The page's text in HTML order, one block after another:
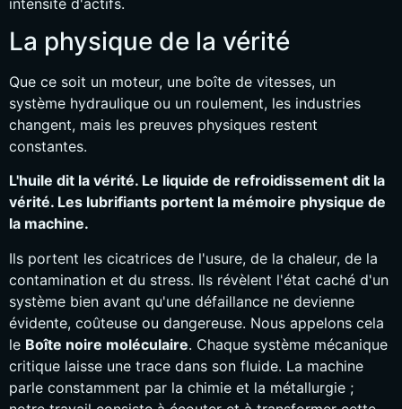
La physique de la vérité
Que ce soit un moteur, une boîte de vitesses, un
système hydraulique ou un roulement, les industries
changent, mais les preuves physiques restent
constantes.
L'huile dit la vérité. Le liquide de refroidissement dit la
vérité. Les lubrifiants portent la mémoire physique de
la machine.
Ils portent les cicatrices de l'usure, de la chaleur, de la
contamination et du stress. Ils révèlent l'état caché d'un
système bien avant qu'une défaillance ne devienne
évidente, coûteuse ou dangereuse. Nous appelons cela
le Boîte noire moléculaire. Chaque système mécanique
critique laisse une trace dans son fluide. La machine
parle constamment par la chimie et la métallurgie ;